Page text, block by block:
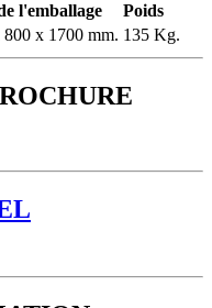
l'emballage
Poids
800 x 1700 mm. 135 Kg.